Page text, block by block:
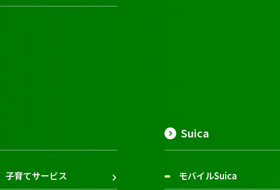
子育てサービス
Suica
モバイルSuica